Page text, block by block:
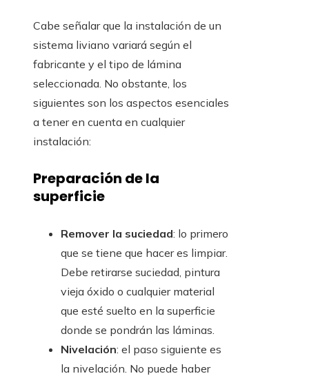
Cabe señalar que la instalación de un
sistema liviano variará según el
fabricante y el tipo de lámina
seleccionada. No obstante, los
siguientes son los aspectos esenciales
a tener en cuenta en cualquier
instalación:
Preparación de la
superficie
Remover la suciedad: lo primero
que se tiene que hacer es limpiar.
Debe retirarse suciedad, pintura
vieja óxido o cualquier material
que esté suelto en la superficie
donde se pondrán las láminas.
Nivelación: el paso siguiente es
la nivelación. No puede haber